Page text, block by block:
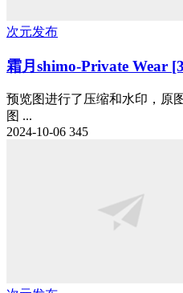
次元发布
霜月shimo-Private Wear
预览图进行了压缩和水印，原
图 ...
2024-10-06 345